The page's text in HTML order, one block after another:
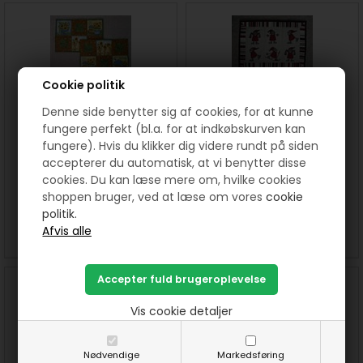
Cookie politik
Denne side benytter sig af cookies, for at kunne
fungere perfekt (bl.a. for at indkøbskurven kan
fungere). Hvis du klikker dig videre rundt på siden
accepterer du automatisk, at vi benytter disse
cookies. Du kan læse mere om, hvilke cookies
shoppen bruger, ved at læse om vorescookie
politik.
Nødvendige Markedsføring
Vis cookie detaljer
Agnes Dækkeservietter
mønster
40,00DKK
SE MERE
Anne Dækkeserviet mønster
40,00DKK